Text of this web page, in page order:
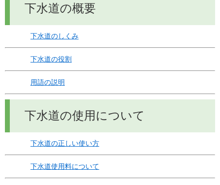
下水道の概要
下水道のしくみ
下水道の役割
用語の説明
下水道の使用について
下水道の正しい使い方
下水道使用料について